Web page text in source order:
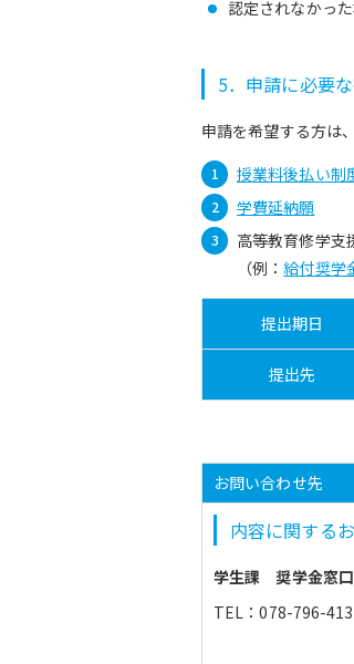
認定されなかっ
5．申請に必要
申請を希望する方は
授業料後払い制
学費延納願
高等教育修学支
（例：給付奨学
提出期日
提出先
お問い合わせ先
内容に関する
学生課 奨学金窓口
TEL：078-796-